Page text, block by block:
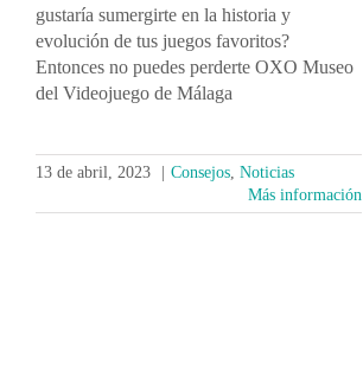
gustaría sumergirte en la historia y
evolución de tus juegos favoritos?
Entonces no puedes perderte OXO Museo
del Videojuego de Málaga
13 de abril, 2023 Consejos, Noticias
Más información